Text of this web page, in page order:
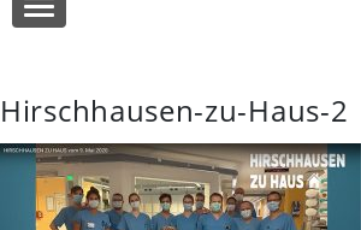
Hirschhausen-zu-Haus-2